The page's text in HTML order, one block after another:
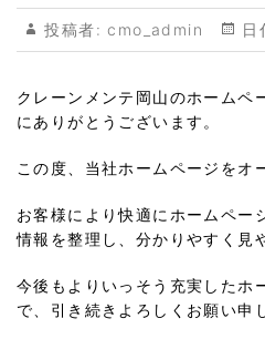
投稿者: cmo_admin 日
クレーンメンテ岡山のホームペ
にありがとうございます。
この度、当社ホームページをオ
お客様により快適にホームペー
情報を整理し、分かりやすく見
今後もよりいっそう充実したホ
で、引き続きよろしくお願い申